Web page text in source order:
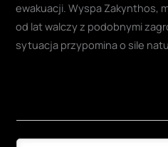
ewakuacji. Wyspa Zakynthos,
od lat walczy z podobnymi
sytuacja przypomina o sile